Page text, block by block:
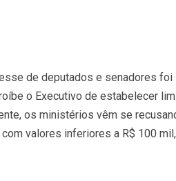
de deputados e senadores
o Executivo de estabelecer
os ministérios vêm se
valores inferiores a R$ 100